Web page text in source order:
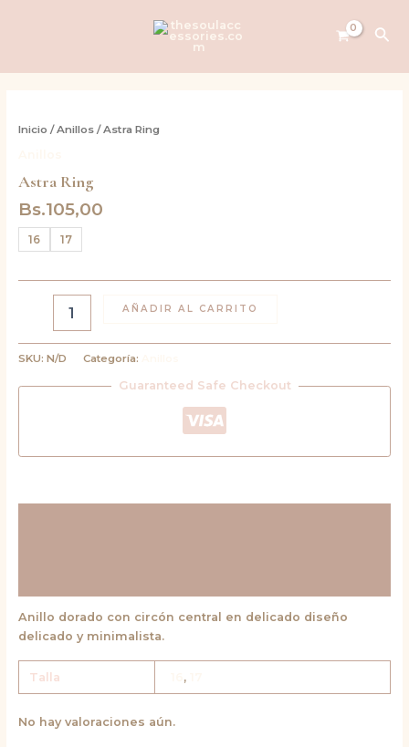
Inicio /Anillos/ Astra Ring
Astra Ring
Bs.105,00
16 17
Ring
AÑADIR AL CARRITO
SKU: N/D Categoría:
Guaranteed Safe Checkout
Anillo dorado con circón central en delicado diseño
delicado y minimalista.
Talla ,
No hay valoraciones aún.